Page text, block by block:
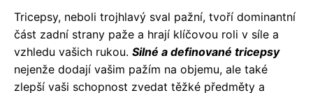
Tricepsy, neboli trojhlavý sval pažní, tvoří dominantní
část zadní strany paže a hrají klíčovou roli v síle a
vzhledu vašich rukou. Silné a definované tricepsy
nejenže dodají vašim pažím na objemu, ale také
zlepší vaši schopnost zvedat těžké předměty a